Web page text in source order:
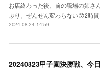
お店終わった後、前の職場の姉さ
ぶり。ぜんぜん変わらない😙2時
2024.08.24 14:59
20240823甲子園決勝戦、今